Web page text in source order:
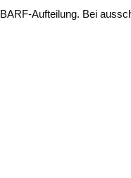
Aufteilung. Bei